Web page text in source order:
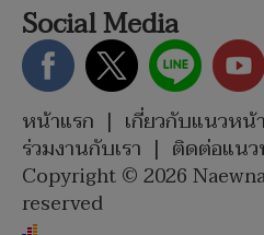
Social Media
หน้าแรก | เกี่ยวกับแนวหน้า
ร่วมงานกับเรา | ติดต่อแน
Copyright © 2026
reserved